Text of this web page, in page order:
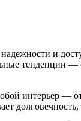
и
тенденции
интерьер —